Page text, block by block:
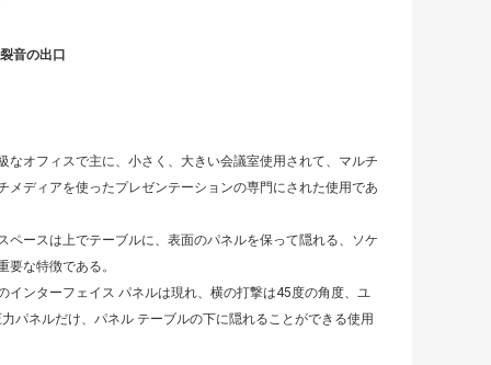
音の出口
オフィスで主に、小さく、大きい会議室使用されて、マルチ
ディアを使ったプレゼンテーションの専門にされた使用であ
ースは上でテーブルに、表面のパネルを保って隠れる、ソケ
な特徴である。
ンターフェイス パネルは現れ、横の打撃は45度の角度、ユ
パネルだけ、パネル テーブルの下に隠れることができる使用